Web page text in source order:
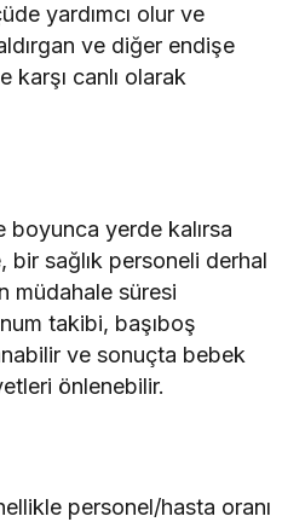
yardımcı olur ve
ve diğer endişe
karşı canlı olarak
boyunca yerde kalırsa
sağlık personeli derhal
müdahale süresi
takibi, başıboş
ve sonuçta bebek
önlenebilir.
personel/hasta oranı